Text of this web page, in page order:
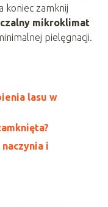
koniec zamknij
mikroklimat
pielęgnacji.
lasu w
i